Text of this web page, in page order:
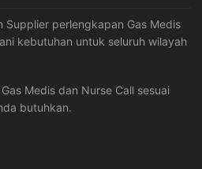
Supplier perlengkapan Gas Medis
kebutuhan untuk seluruh wilayah
Medis dan Nurse Call sesuai
butuhkan.